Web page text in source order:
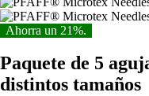
Ahorra un 21%.
Paquete de 5
distintos tamaños